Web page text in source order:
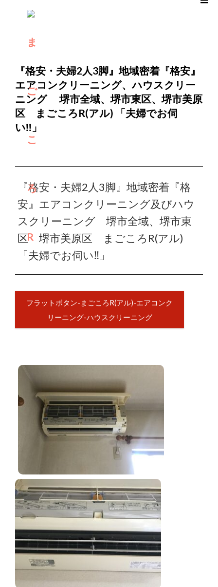
『格安・夫婦
『格安・夫婦2人3脚』地域密着『格安』
エアコンクリーニング、ハウスクリー
ニング 堺市全域、堺市東区、堺市美原
区 まごころR(アル) 「夫婦でお伺
い‼︎」
『格安・夫婦2人3脚』地域密着『格
安』エアコンクリーニング及びハウ
スクリーニング 堺市全域、堺市東
区 堺市美原区 まごころR(アル)
「夫婦でお伺い‼︎」
フラットボタン-まごころR(アル)-エアコンク
リーニング-ハウスクリーニング